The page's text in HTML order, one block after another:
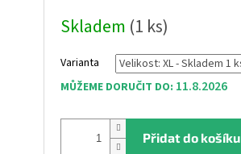
cena:
Skladem (1 ks)
Varianta
MŮŽEME DORUČIT DO: 11.8.2026
Přidat do košíku